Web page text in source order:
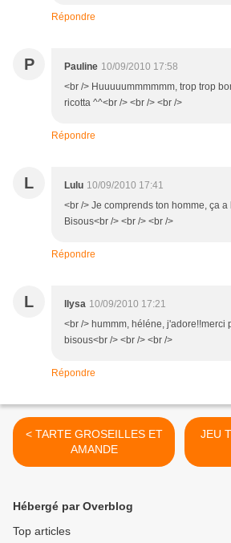
Répondre
P Pauline 10/09/2010 17:58
<br /> Huuuuummmmmm, trop trop
ricotta ^^<br /> <br /> <br />
Répondre
L Lulu 10/09/2010 17:41
<br /> Je comprends ton homme, ça a
Bisous<br /> <br /> <br />
Répondre
L llysa 10/09/2010 17:21
<br /> hummm, héléne, j'adore!!merci
bisous<br /> <br /> <br />
Répondre
< TARTE GROSEILLES ET
AMANDE
JEU
Hébergé par Overblog
Top articles